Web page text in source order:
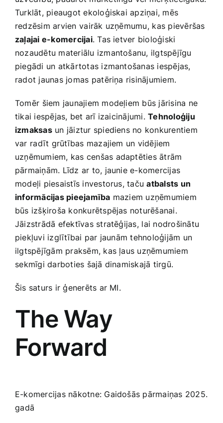
Turklāt, pieaugot ekoloģiskai apziņai, mēs
redzēsim arvien⁢ vairāk uzņēmumu, ⁢kas pievēršas
zaļajai e-komercijai. Tas ietver bioloģiski
nozaudētu materiālu izmantošanu, ilgtspējīgu
piegādi un atkārtotas izmantošanas iespējas,
radot jaunas jomas ⁣patēriņa risinājumiem.
Tomēr ⁣šiem jaunajiem modeļiem būs jārisina⁣ ne
tikai iespējas, bet arī izaicinājumi.Tehnoloģiju⁣
izmaksasun jāiztur spiediens no konkurentiem⁢
var⁤ radīt grūtības mazajiem un vidējiem
uzņēmumiem, kas cenšas adaptēties ātrām
pārmaiņām. Līdz ar to, jaunie e-komercijas
modeļi piesaistīs investorus, tačuatbalsts‍ un
informācijas pieejamība maziem uzņēmumiem
būs izšķiroša konkurētspējas noturēšanai.⁣
Jāizstrādā efektīvas stratēģijas, ⁢lai nodrošinātu
piekļuvi izglītībai par jaunām tehnoloģijām un
ilgtspējīgām praksēm, kas ļaus uzņēmumiem
⁢sekmīgi‍ darboties šajā dinamiskajā tirgū.
Šis ‌saturs ir ģenerēts ar MI.
The Way
Forward
E-komercijas nākotne:​ Gaidošās pārmaiņas 2025.
⁣gadā